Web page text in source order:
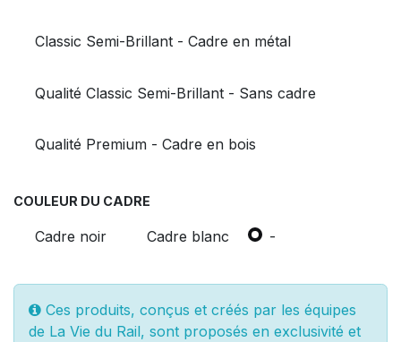
Classic Semi-Brillant - Cadre en métal
Qualité Classic Semi-Brillant - Sans cadre
Qualité Premium - Cadre en bois
COULEUR DU CADRE
Cadre noir Cadre blanc -
Ces produits, conçus et créés par les équipes
de La Vie du Rail, sont proposés en exclusivité et